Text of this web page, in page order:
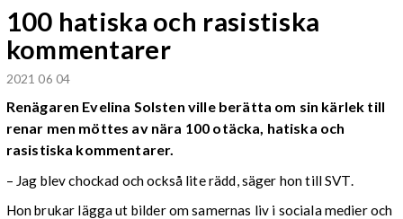
100 hatiska och rasistiska
kommentarer
2021 06 04
Renägaren Evelina Solsten ville berätta om sin kärlek till
renar men möttes av nära 100 otäcka, hatiska och
rasistiska kommentarer.
– Jag blev chockad och också lite rädd, säger hon till SVT.
Hon brukar lägga ut bilder om samernas liv i sociala medier och